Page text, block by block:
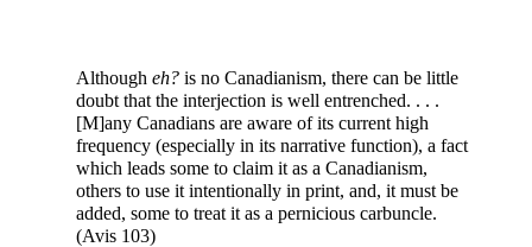
Although eh? is no Canadianism, there can be little
doubt that the interjection is well entrenched. . . .
[M]any Canadians are aware of its current high
frequency (especially in its narrative function), a fact
which leads some to claim it as a Canadianism,
others to use it intentionally in print, and, it must be
added, some to treat it as a pernicious carbuncle.
(Avis 103)